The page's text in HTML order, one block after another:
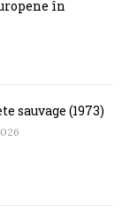
în
sauvage (1973)